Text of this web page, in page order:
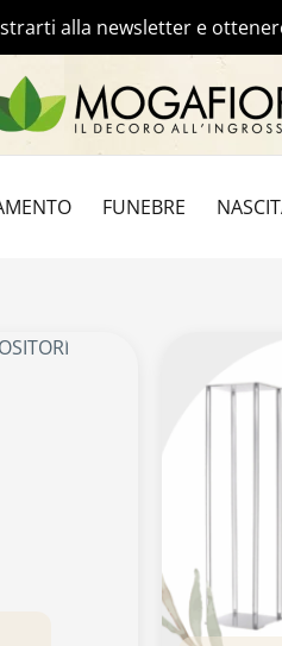
alla newsletter e
FUNEBRE